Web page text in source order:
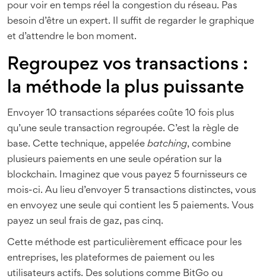
pour voir en temps réel la congestion du réseau. Pas
besoin d’être un expert. Il suffit de regarder le graphique
et d’attendre le bon moment.
Regroupez vos transactions :
la méthode la plus puissante
Envoyer 10 transactions séparées coûte 10 fois plus
qu’une seule transaction regroupée. C’est la règle de
base. Cette technique, appelée batching, combine
plusieurs paiements en une seule opération sur la
blockchain. Imaginez que vous payez 5 fournisseurs ce
mois-ci. Au lieu d’envoyer 5 transactions distinctes, vous
en envoyez une seule qui contient les 5 paiements. Vous
payez un seul frais de gaz, pas cinq.
Cette méthode est particulièrement efficace pour les
entreprises, les plateformes de paiement ou les
utilisateurs actifs. Des solutions comme BitGo ou